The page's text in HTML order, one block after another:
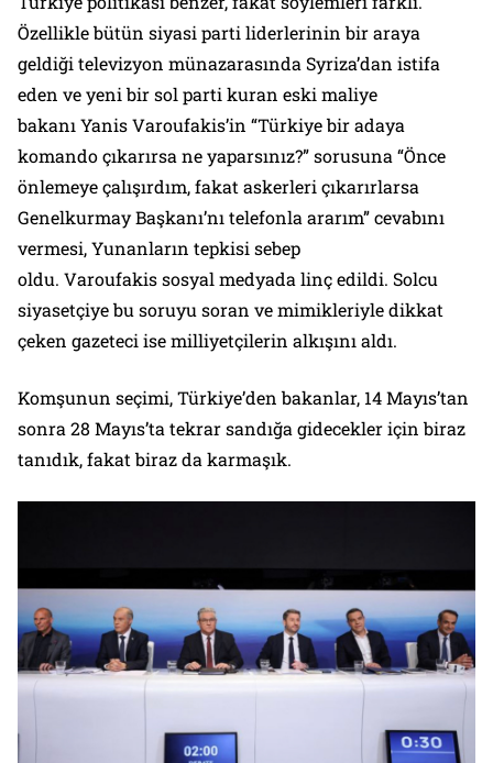
Özellikle bütün siyasi parti liderlerinin bir araya
geldiği televizyon münazarasında Syriza’dan istifa
eden ve yeni bir sol parti kuran eski maliye
bakanı Yanis Varoufakis’in “Türkiye bir adaya
komando çıkarırsa ne yaparsınız?” sorusuna “Önce
önlemeye çalışırdım, fakat askerleri çıkarırlarsa
Genelkurmay Başkanı’nı telefonla ararım” cevabını
vermesi, Yunanların tepkisi sebep
oldu. Varoufakis sosyal medyada linç edildi. Solcu
siyasetçiye bu soruyu soran ve mimikleriyle dikkat
çeken gazeteci ise milliyetçilerin alkışını aldı.
Komşunun seçimi, Türkiye’den bakanlar, 14 Mayıs’tan
sonra 28 Mayıs’ta tekrar sandığa gidecekler için biraz
tanıdık, fakat biraz da karmaşık.